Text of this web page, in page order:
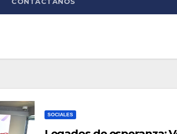
SOCIALES